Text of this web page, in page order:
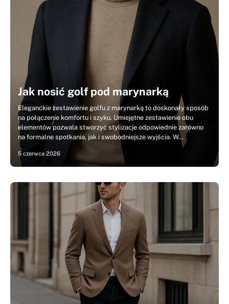
Jak nosić golf pod marynarką
Eleganckie zestawienie golfu z marynarką to doskonały sposób
na połączenie komfortu i szyku. Umiejętne zestawienie obu
elementów pozwala stworzyć stylizacje odpowiednie zarówno
na formalne spotkania, jak i swobodniejsze wyjścia. W…
5 czerwca 2026